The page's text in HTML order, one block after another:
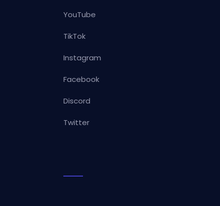
YouTube
TikTok
Instagram
Facebook
Discord
Twitter